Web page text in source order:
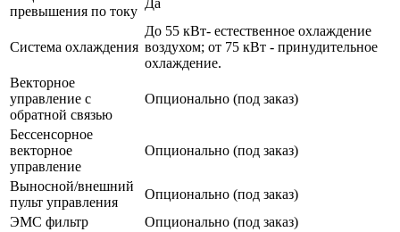
превышения по току
Система охлаждения
До 55 кВт- естественное охлаждение
воздухом; от 75 кВт - принудительное
охлаждение.
Векторное
управление с
обратной связью
Опционально (под заказ)
Бессенсорное
векторное
управление
Опционально (под заказ)
Выносной/внешний
пульт управления
Опционально (под заказ)
ЭМС фильтр
Опционально (под заказ)